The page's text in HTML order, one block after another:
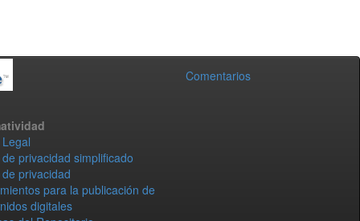
Comentarios
privacidad simplificado
privacidad
para la publicación de
digitales